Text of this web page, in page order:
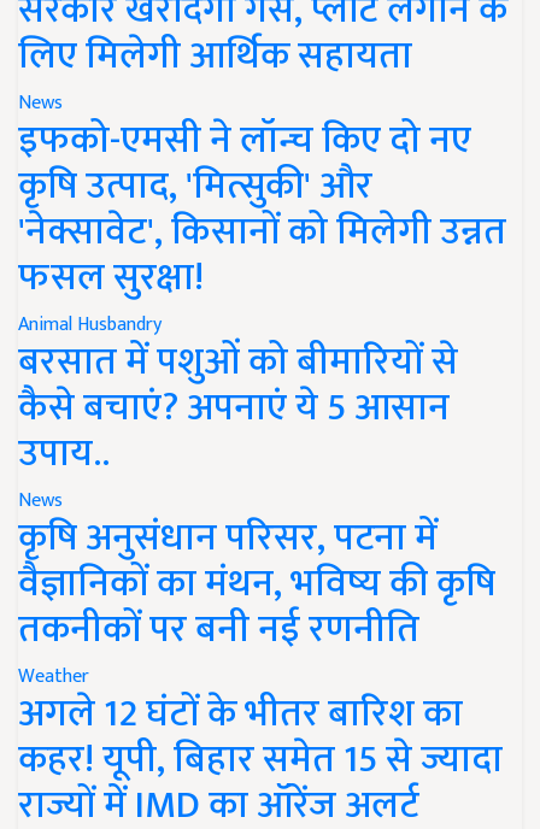
लिए मिलेगी आर्थिक सहायता
News
इफको-एमसी ने लॉन्च किए दो नए
कृषि उत्पाद, 'मित्सुकी' और
'नेक्सावेट', किसानों को मिलेगी उन्नत
फसल सुरक्षा!
Animal Husbandry
बरसात में पशुओं को बीमारियों से
कैसे बचाएं? अपनाएं ये 5 आसान
उपाय..
News
कृषि अनुसंधान परिसर, पटना में
वैज्ञानिकों का मंथन, भविष्य की कृषि
तकनीकों पर बनी नई रणनीति
Weather
अगले 12 घंटों के भीतर बारिश का
कहर! यूपी, बिहार समेत 15 से ज्यादा
राज्यों में IMD का ऑरेंज अलर्ट